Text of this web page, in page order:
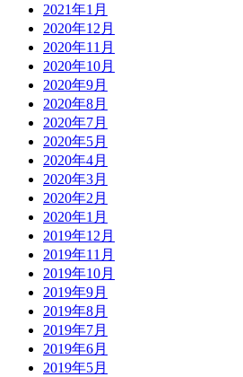
2021年1月
2020年12月
2020年11月
2020年10月
2020年9月
2020年8月
2020年7月
2020年5月
2020年4月
2020年3月
2020年2月
2020年1月
2019年12月
2019年11月
2019年10月
2019年9月
2019年8月
2019年7月
2019年6月
2019年5月